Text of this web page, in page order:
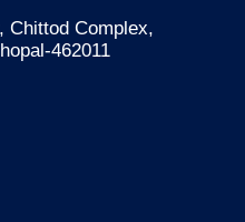
Chittod Complex,
462011